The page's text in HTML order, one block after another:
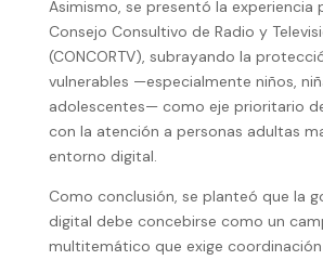
Asimismo, se presentó la experiencia
Consejo Consultivo de Radio y
(CONCORTV), subrayando la
vulnerables —especialmente niños,
adolescentes— como eje prioritario
con la atención a personas adultas
entorno digital.
Como conclusión, se planteó que la
digital debe concebirse como un
multitemático que exige